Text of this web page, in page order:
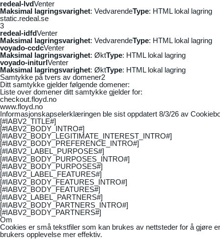
redeal-lvdVenter
Maksimal lagringsvarighet: VedvarendeType: HTML lokal lagring
static.redeal.se
3
redeal-idfdVenter
Maksimal lagringsvarighet: VedvarendeType: HTML lokal lagring
voyado-ccdcVenter
Maksimal lagringsvarighet: ØktType: HTML lokal lagring
voyado-initurlVenter
Maksimal lagringsvarighet: ØktType: HTML lokal lagring
Samtykke på tvers av domener2
Ditt samtykke gjelder følgende domener:
Liste over domener ditt samtykke gjelder for:
checkout.floyd.no
www.floyd.no
Informasjonskapselerklæringen ble sist oppdatert 8/3/26 av
[#IABV2_TITLE#]
[#IABV2_BODY_INTRO#]
[#IABV2_BODY_LEGITIMATE_INTEREST_INTRO#]
[#IABV2_BODY_PREFERENCE_INTRO#]
[#IABV2_LABEL_PURPOSES#]
[#IABV2_BODY_PURPOSES_INTRO#]
[#IABV2_BODY_PURPOSES#]
[#IABV2_LABEL_FEATURES#]
[#IABV2_BODY_FEATURES_INTRO#]
[#IABV2_BODY_FEATURES#]
[#IABV2_LABEL_PARTNERS#]
[#IABV2_BODY_PARTNERS_INTRO#]
[#IABV2_BODY_PARTNERS#]
Om
Cookies er små tekstfiler som kan brukes av nettsteder for å gjøre
brukers opplevelse mer effektiv.